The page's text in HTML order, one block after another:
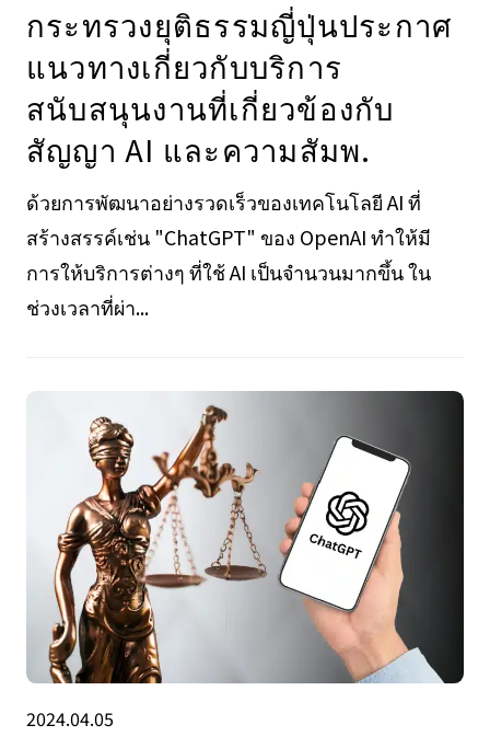
กระทรวงยุติธรรมญี่ปุ่นประกาศ
แนวทางเกี่ยวกับบริการ
สนับสนุนงานที่เกี่ยวข้องกับ
สัญญา AI และความสัมพ.
ด้วยการพัฒนาอย่างรวดเร็วของเทคโนโลยี AI ที่
สร้างสรรค์เช่น "ChatGPT" ของ OpenAI ทำให้มี
การให้บริการต่างๆ ที่ใช้ AI เป็นจำนวนมากขึ้น ใน
ช่วงเวลาที่ผ่า...
2024.04.05